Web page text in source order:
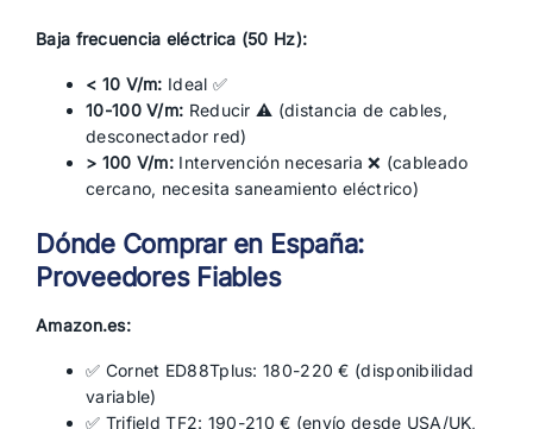
Baja frecuencia eléctrica (50 Hz):
< 10 V/m: Ideal ✅
10-100 V/m: Reducir ⚠️ (distancia de cables,
desconectador red)
> 100 V/m: Intervención necesaria ❌ (cableado
cercano, necesita saneamiento eléctrico)
Dónde Comprar en España:
Proveedores Fiables
Amazon.es:
✅ Cornet ED88Tplus: 180-220 € (disponibilidad
variable)
✅ Trifield TF2: 190-210 € (envío desde USA/UK,